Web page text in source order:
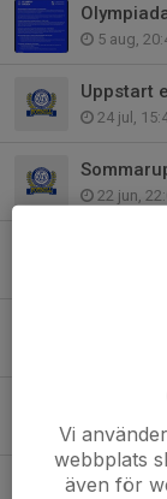
5 aug,
Uppstart
24 jul,
22 jun,
Tack för
2 jun,
Kallelser
Vi
webbplats
även för